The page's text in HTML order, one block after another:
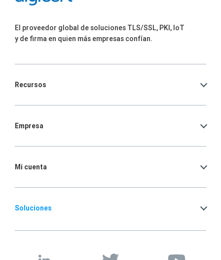
El proveedor global de soluciones TLS/SSL, PKI, IoT
y de firma en quien más empresas confían.
Recursos
Empresa
Mi cuenta
Soluciones